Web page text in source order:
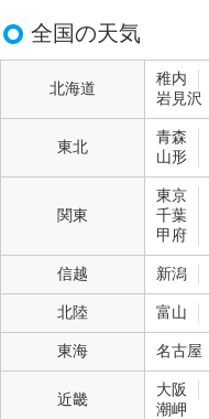
全国の天気
北海道
稚内
岩見沢
東北
青森
山形
関東
東京
千葉
甲府
信越 新潟
北陸 富山
東海 名古屋
近畿
大阪
潮岬